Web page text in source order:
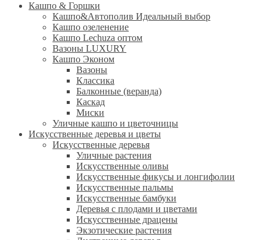
Кашпо & Горшки
Кашпо&Автополив Идеальный выбор
Кашпо озеленение
Кашпо Lechuza оптом
Вазоны LUXURY
Кашпо Эконом
Вазоны
Классика
Балконные (веранда)
Каскад
Миски
Уличные кашпо и цветочницы
Искусственные деревья и цветы
Искусственные деревья
Уличные растения
Искусственные оливы
Искусственные фикусы и лонгифолии
Искусственные пальмы
Искусственные бамбуки
Деревья с плодами и цветами
Искусственные драцены
Экзотические растения